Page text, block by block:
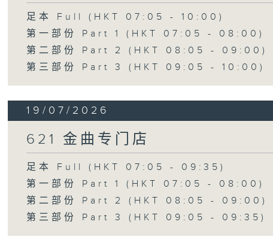
足本 Full (HKT 07:05 - 10:00)
第一部份 Part 1 (HKT 07:05 - 08:00)
第二部份 Part 2 (HKT 08:05 - 09:00)
第三部份 Part 3 (HKT 09:05 - 10:00)
19/07/2026
621 金曲专门店
足本 Full (HKT 07:05 - 09:35)
第一部份 Part 1 (HKT 07:05 - 08:00)
第二部份 Part 2 (HKT 08:05 - 09:00)
第三部份 Part 3 (HKT 09:05 - 09:35)